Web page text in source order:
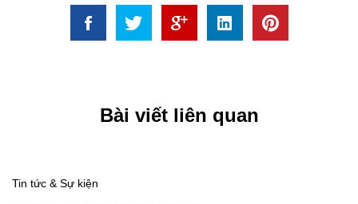
Bài viết liên quan
Tin tức & Sự kiện